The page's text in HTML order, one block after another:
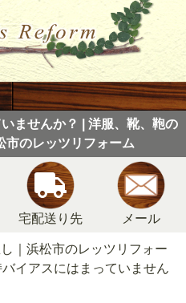
ませんか？ | 洋服、靴、鞄の
市のレッツリフォーム
宅配送り先 メール
｜浜松市のレッツリフォー
イアスにはまっていません